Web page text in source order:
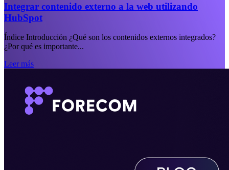
Integrar contenido externo a la web utilizando
HubSpot
Índice Introducción ¿Qué son los contenidos externos integrados?
¿Por qué es importante...
Leer más